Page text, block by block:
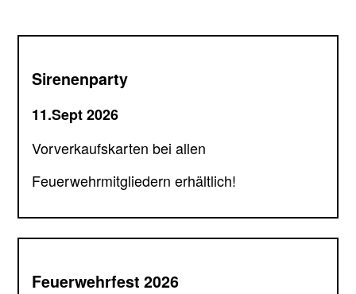
Sirenenparty
11.Sept 2026
Vorverkaufskarten bei allen
Feuerwehrmitgliedern erhältlich!
Feuerwehrfest 2026